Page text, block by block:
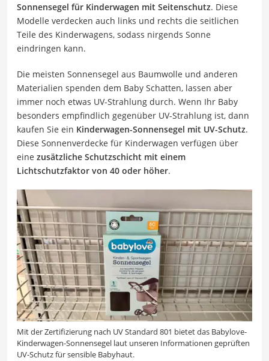
Sonnensegel für Kinderwagen mit Seitenschutz. Diese
Modelle verdecken auch links und rechts die seitlichen
Teile des Kinderwagens, sodass nirgends Sonne
eindringen kann.
Die meisten Sonnensegel aus Baumwolle und anderen
Materialien spenden dem Baby Schatten, lassen aber
immer noch etwas UV-Strahlung durch. Wenn Ihr Baby
besonders empfindlich gegenüber UV-Strahlung ist, dann
kaufen Sie ein Kinderwagen-Sonnensegel mit UV-Schutz.
Diese Sonnenverdecke für Kinderwagen verfügen über
eine zusätzliche Schutzschicht mit einem
Lichtschutzfaktor von 40 oder höher.
Mit der Zertifizierung nach UV Standard 801 bietet das Babylove-
Kinderwagen-Sonnensegel laut unseren Informationen geprüften
UV-Schutz für sensible Babyhaut.